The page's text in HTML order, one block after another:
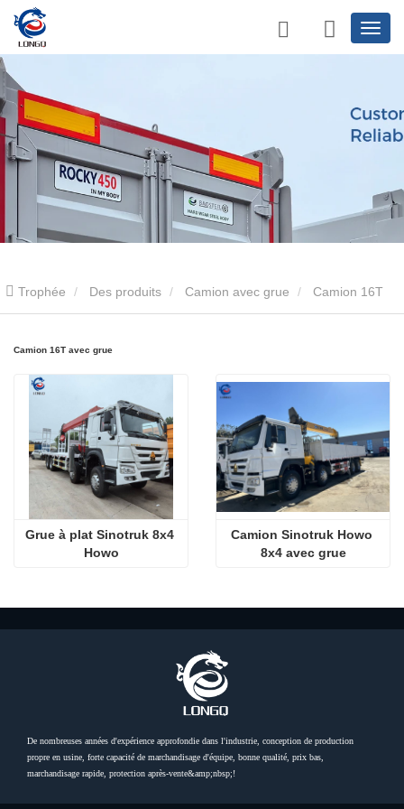
Trophée Des produits Camion avec grue
Camion 16T avec grue
Grue à plat Sinotruk 8x4
Howo
Camion Sinotruk Howo
8x4 avec grue
De nombreuses années d'expérience approfondie dans l'industrie, conception de production
propre en usine, forte capacité de marchandisage d'équipe, bonne qualité, prix bas,
marchandisage rapide, protection après-vente&amp;nbsp;!